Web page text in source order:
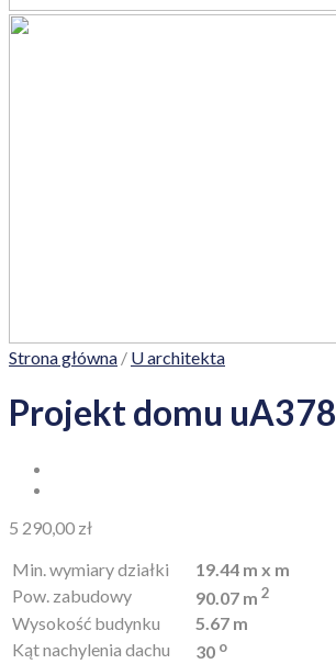
Strona główna / U architekta
Projekt domu uA378
5 290,00 zł
Min. wymiary działki
19.44 m x m
Pow. zabudowy
90.07 m 2
Wysokość budynku
5.67 m
Kąt nachylenia dachu
30 o